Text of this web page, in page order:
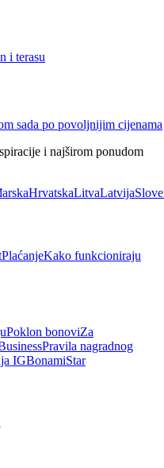
i terasu
sada po povoljnijim cijenama
i najširom ponudom
HrvatskaLitvaLatvija
PlaćanjeKako funkcioniraju
Poklon bonoviZa
Pravila nagradnog
IGBonamiStar